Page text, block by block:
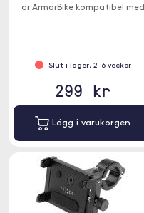
är ArmorBike kompatibel med
Slut i lager, 2-6 veckor
299 kr
Lägg i varukorgen